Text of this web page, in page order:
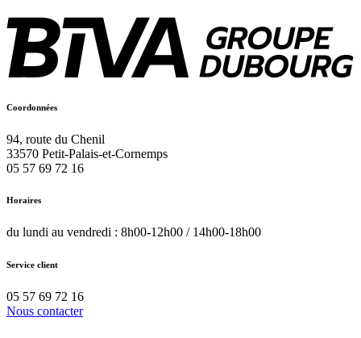
Coordonnées
94, route du Chenil
33570 Petit-Palais-et-Cornemps
05 57 69 72 16
Horaires
du lundi au vendredi : 8h00-12h00 / 14h00-18h00
Service client
05 57 69 72 16
Nous contacter